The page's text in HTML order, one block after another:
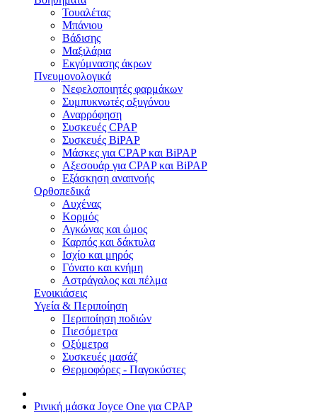
Τουαλέτας
Μπάνιου
Βάδισης
Μαξιλάρια
Εκγύμνασης άκρων
Πνευμονολογικά
Νεφελοποιητές φαρμάκων
Συμπυκνωτές οξυγόνου
Αναρρόφηση
Συσκευές CPAP
Συσκευές BiPAP
Μάσκες για CPAP και BiPAP
Αξεσουάρ για CPAP και BiPAP
Εξάσκηση αναπνοής
Ορθοπεδικά
Αυχένας
Κορμός
Αγκώνας και ώμος
Καρπός και δάκτυλα
Ισχίο και μηρός
Γόνατο και κνήμη
Αστράγαλος και πέλμα
Ενοικιάσεις
Υγεία & Περιποίηση
Περιποίηση ποδιών
Πιεσόμετρα
Οξύμετρα
Συσκευές μασάζ
Θερμοφόρες - Παγοκύστες
Ρινική μάσκα Joyce One για CPAP